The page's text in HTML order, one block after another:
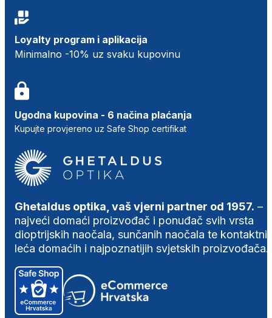
Loyalty program i aplikacija
Minimalno -10% uz svaku kupovinu
Ugodna kupovina - 6 načina plaćanja
Kupujte provjereno uz Safe Shop certifikat
Ghetaldus optika, vaš vjerni partner od 1957. –
najveći domaći proizvođač i ponuđač svih vrsta
dioptrijskih naočala, sunčanih naočala te
leća domaćih i najpoznatijih svjetskih proizvođača.